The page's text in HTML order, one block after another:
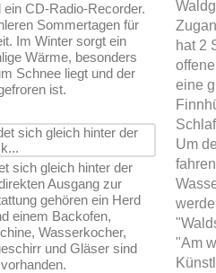
CD-Radio-Recorder.
Sommertagen für
Im Winter sorgt ein
Wärme, besonders
Schnee liegt und der
ist.
sich gleich hinter der
Ausgang zur
gehören ein Herd
einem Backofen,
Wasserkocher,
und Gläser sind
hat 2
eine
Um
"Am